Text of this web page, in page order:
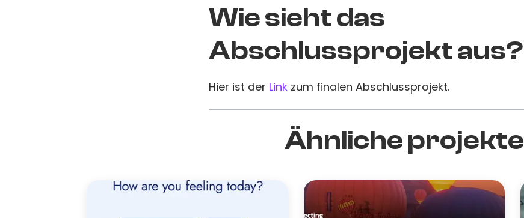
Wie sieht das
Abschlussprojekt aus?
Hier ist der Link zum finalen Abschlussprojekt.
Ähnliche projekte